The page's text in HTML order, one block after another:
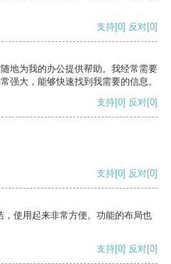
支持[0] 反对[0]
地为我的办公提供帮助。我经常需要
强大，能够快速找到我需要的信息。
支持[0] 反对[0]
支持[0] 反对[0]
使用起来非常方便。功能的布局也
支持[0] 反对[0]